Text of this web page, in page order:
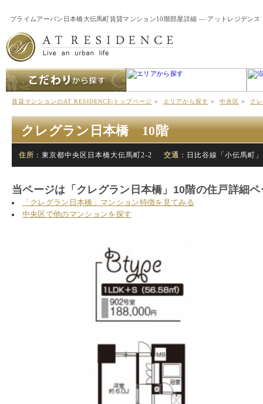
プライムアーバン日本橋大伝馬町賃貸マンション10階部屋詳細 ― アットレジデンス
賃貸マンションのAT RESIDENCE|トップページ ＞ エリアから探す ＞ 中央区 ＞ ク
クレグラン日本橋 10階
住所 ：東京都中央区日本橋大伝馬町2-2 交通 ：日比谷線「小伝馬町
当ページは「クレグラン日本橋」10階の住戸詳細
「クレグラン日本橋」マンション特徴を見てみる
中央区で他のマンションを探す